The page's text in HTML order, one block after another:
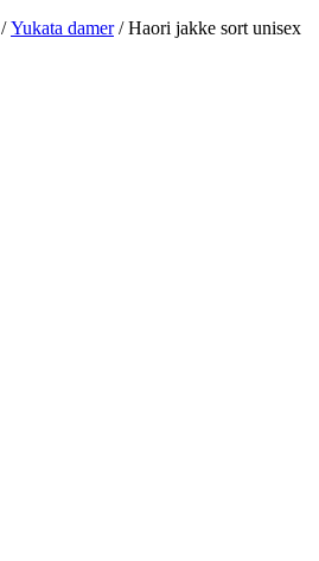
/Yukata damer/ Haori jakke sort unisex